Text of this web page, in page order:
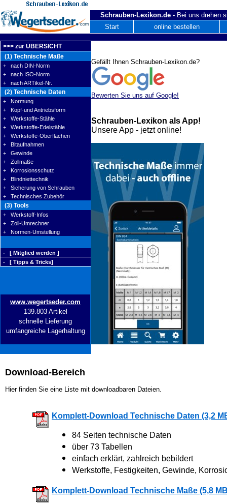
Schrauben-Lexikon.de - Bei uns drehen
Start
online bestellen
>>> zur ÜBERSICHT
(1) Technische Maße
+ nach DIN-Norm
+ nach ISO-Norm
+ nach ARTikel-Nr.
(2) Technische Daten
+ Normung
+ Kopf-und Antriebsform
+ Werkstoffe-Stähle
+ Werkstoffe-Edelstähle
+ Werkstoffe-Oberflächen
+ Bitaufnahmen
+ Gewinde
+ Zollmaße
+ Korrosionsschutz
+ Blindniettechnik
+ Sicherung von Schrauben
+ Technisches Zubehör
(3) Tools
+ Werkstoff-Infos
+ Zoll-Umrechner
+ Normen-Umstellung
- [ Mitglied werden ]
- [ Tipps & Tricks]
www.wegertseder.com
139.803 Artikel
schnelle Lieferung
umfangreiche Lagerhaltung
Download-Bereich
Hier finden Sie eine Liste mit downloadbaren Dateien.
Komplett-Download Technische Daten (3,2
84 Seiten technische Daten
über 73 Tabellen
einfach erklärt, zahlreich bebildert
Werkstoffe, Festigkeiten, Gewinde,
Komplett-Download Technische Maße (5,8
Gefällt Ihnen Schrauben-Lexikon.de?
Bewerten Sie uns auf Google!
Schrauben-Lexikon als App!
Unsere App - jetzt online!